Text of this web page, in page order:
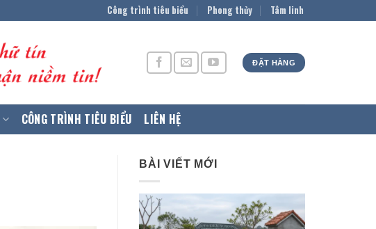
Công trình tiêu biểu Phong thủy Tâm linh
ĐẶT HÀNG
CÔNG TRÌNH TIÊU BIỂU LIÊN HỆ
BÀI VIẾT MỚI